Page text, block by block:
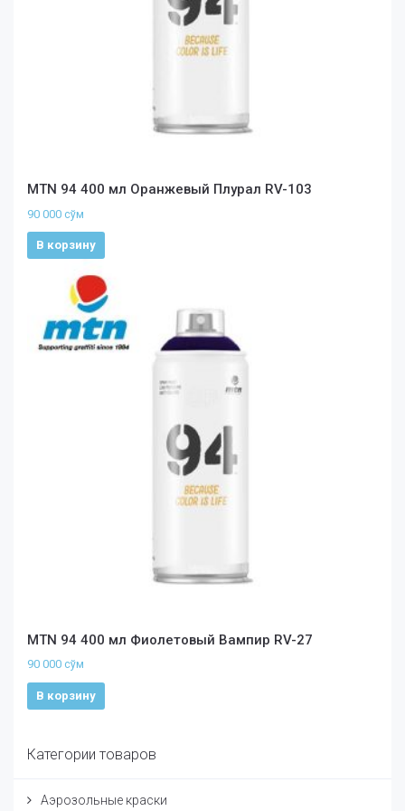
MTN 94 400 мл Оранжевый Плурал RV-103
90 000 сўм
В корзину
MTN 94 400 мл Фиолетовый Вампир RV-27
90 000 сўм
В корзину
Категории товаров
Аэрозольные краски